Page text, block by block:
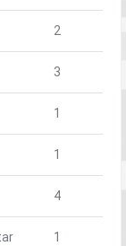
2
3
1
1
4
1